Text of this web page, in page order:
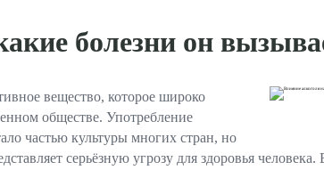
алкоголизма
алкоголизма
алкоголизма
Методы леченияболезни он
вещество, которое широко
обществе. Употребление
частью культуры многих стран, но
серьёзную угрозу для здоровья